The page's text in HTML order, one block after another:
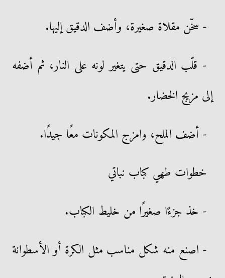
- سخّن مقلاة صغيرة، وأضف الدقيق إليها.
- قلّب الدقيق حتى يتغير لونه على النار، ثم أضفه
إلى مزيج الخضار.
- أضف الملح، وامزج المكونات معًا جيدًا.
خطوات طهي كباب نباتي
- خذ جزءًا صغيرًا من خليط الكباب.
- اصنع منه شكل مناسب مثل الكرة أو الأسطوانة